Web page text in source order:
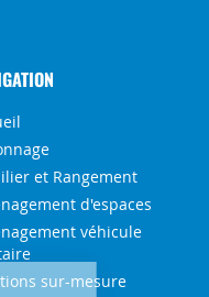
et Rangement
d'espaces
véhicule
sur-mesure